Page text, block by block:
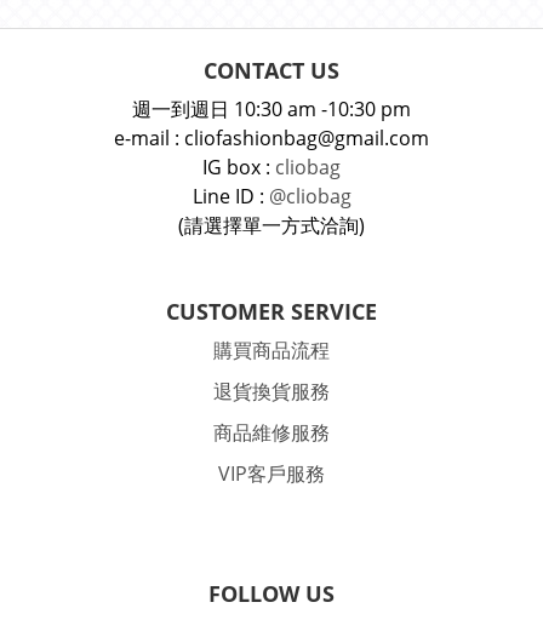
CONTACT US
週一到週日 10:30 am -10:30 pm
e-mail : cliofashionbag@gmail.com
IG box : cliobag
Line ID : @cliobag
(請選擇單一方式洽詢)
CUSTOMER SERVICE
購買商品流程
退貨換貨服務
商品維修服務
VIP客戶服務
FOLLOW US